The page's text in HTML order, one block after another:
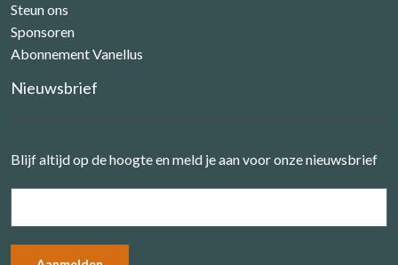
Steun ons
Sponsoren
Abonnement Vanellus
Nieuwsbrief
Blijf altijd op de hoogte en meld je aan voor onze nieuwsbrief